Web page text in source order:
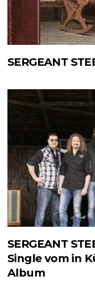
SERGEANT
SERGEANT
Single vom in
Album